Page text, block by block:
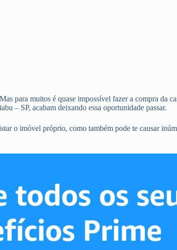
para muitos é quase impossível fazer a compra da
– SP, acabam deixando essa oportunidade passar.
o imóvel próprio, como também pode te causar